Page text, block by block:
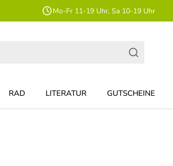
Mo-Fr 11-19 Uhr, Sa 10-19 Uhr
RAD LITERATUR GUTSCHEINE